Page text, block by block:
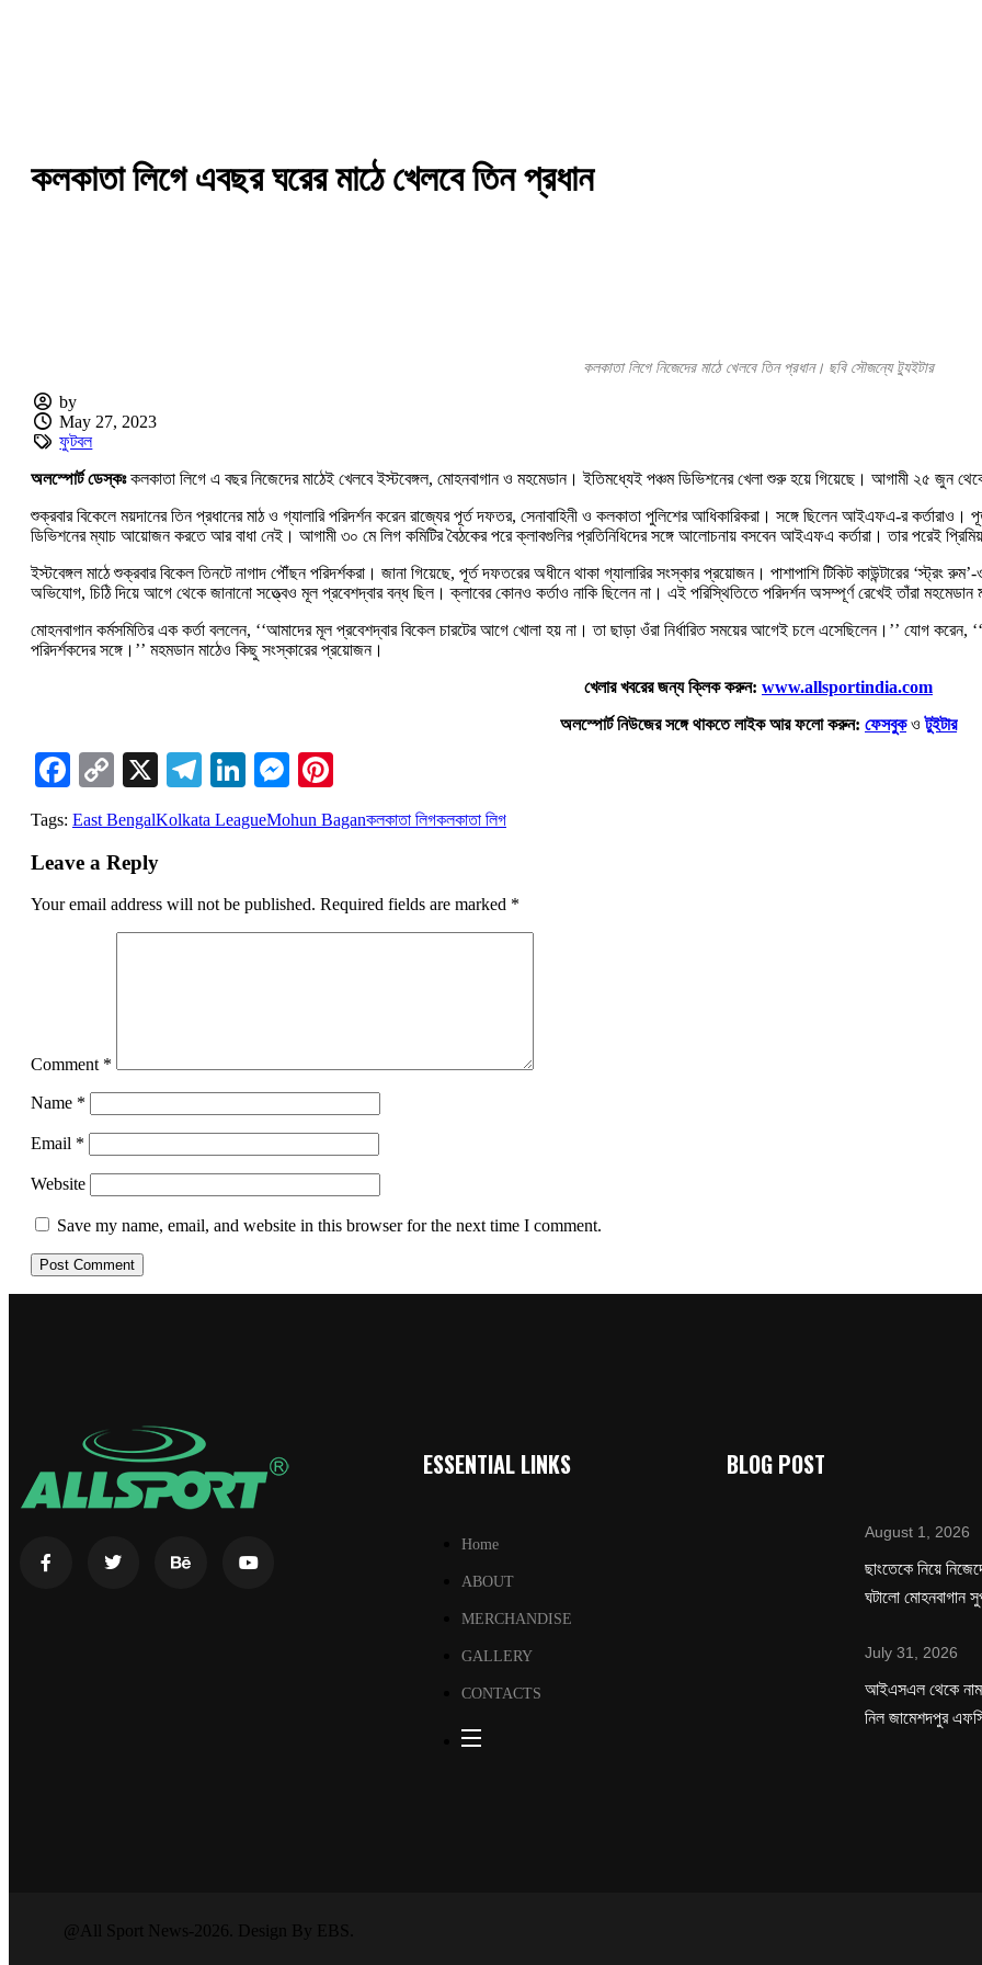
কলকাতা লিগে এবছর ঘরের মাঠে খেলবে তিন প্রধান
কলকাতা লিগে নিজেদের মাঠে খেলবে তিন প্রধান। ছবি সৌজন্যে ট্যুইটার
by
May 27, 2023
ফুটবল
অলস্পোর্ট ডেস্কঃকলকাতা লিগে এ বছর নিজেদের মাঠেই খেলবে ইস্টবেঙ্গল, মোহনবাগান ও মহমেডান। ইতিমধ্যেই পঞ্চম ডিভিশনের খেলা শুরু হয়ে গিয়েছে। আগামী ২৫ জুন
শুক্রবার বিকেলে ময়দানের তিন প্রধানের মাঠ ও গ্যালারি পরিদর্শন করেন রাজ্যের পূর্ত দফতর, সেনাবাহিনী ও কলকাতা পুলিশের আধিকারিকরা। সঙ্গে ছিলেন আইএফএ-র কর্তারাও।
ডিভিশনের ম্যাচ আয়োজন করতে আর বাধা নেই। আগামী ৩০ মে লিগ কমিটির বৈঠকের পরে ক্লাবগুলির প্রতিনিধিদের সঙ্গে আলোচনায় বসবেন আইএফএ কর্তারা। তার পরেই
ইস্টবেঙ্গল মাঠে শুক্রবার বিকেল তিনটে নাগাদ পৌঁছন পরিদর্শকরা। জানা গিয়েছে, পূর্ত দফতরের অধীনে থাকা গ্যালারির সংস্কার প্রয়োজন। পাশাপাশি টিকিট কাউন্টারের ‘স্ট্রং
অভিযোগ, চিঠি দিয়ে আগে থেকে জানানো সত্ত্বেও মূল প্রবেশদ্বার বন্ধ ছিল। ক্লাবের কোনও কর্তাও নাকি ছিলেন না। এই পরিস্থিতিতে পরিদর্শন অসম্পূর্ণ রেখেই তাঁরা মহমেডান
মোহনবাগান কর্মসমিতির এক কর্তা বললেন, ‘‘আমাদের মূল প্রবেশদ্বার বিকেল চারটের আগে খোলা হয় না। তা ছাড়া ওঁরা নির্ধারিত সময়ের আগেই চলে এসেছিলেন।’’ যোগ করেন,
পরিদর্শকদের সঙ্গে।’’ মহমডান মাঠেও কিছু সংস্কারের প্রয়োজন।
খেলার খবরের জন্য ক্লিক করুন: www.allsportindia.com
অলস্পোর্ট নিউজের সঙ্গে থাকতে লাইক আর ফলো করুন: ফেসবুকওটুইটার
Facebook
Copy
Link
X Telegram
LinkedIn
Messenger
Tags: East BengalKolkata LeagueMohun Baganকলকাতা লিগকলকাতা লিগ
Leave a Reply
Your email address will not be published. Required fields are marked *
Comment *
Name *
Email *
Website
Save my name, email, and website in this browser for the next time I comment.
ESSENTIAL LINKS
Home
ABOUT
MERCHANDISE
GALLERY
CONTACTS
BLOG POST
August 1, 2026
ছাংতেকে নিয়ে
ঘটালো মোহনবাগান
July 31, 2026
‌আইএসএল থেকে নাম
নিল জামেশদপুর
@All Sport News-2026. Design By EBS.